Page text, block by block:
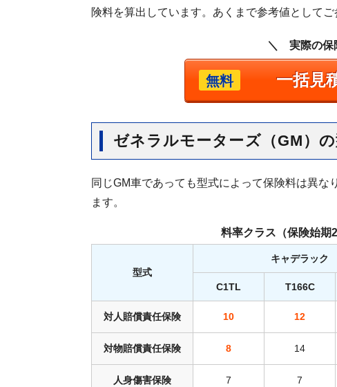
険料を算出しています。あくまで参考値としてご
＼ 実際の保
無料 一括見
ゼネラルモーターズ（GM）
同じGM車であっても型式によって保険料は異
ます。
料率クラス （保険始期
型式
キャデラック
C1TL T166C
対人賠償責任保険 10 12
対物賠償責任保険 8 14
人身傷害保険 7 7